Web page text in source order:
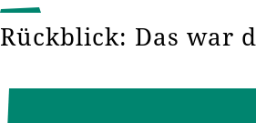
Rückblick: Das war